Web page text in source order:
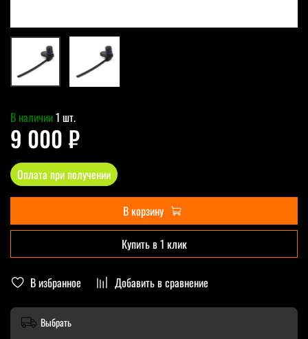
В избранное Добавить в сравнение
В наличии1 шт.
9 000 ₽
Оплата при получении
В корзину
Купить в 1 клик
Выбрать